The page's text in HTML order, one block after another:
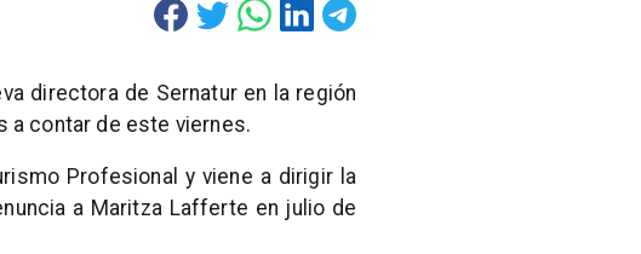
directora de Sernatur en la región
a contar de este viernes.
Profesional y viene a dirigir la
a Maritza Lafferte en julio de